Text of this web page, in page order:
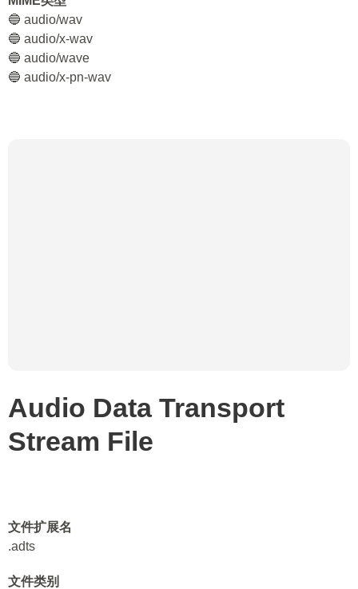
🔵 audio/wav
🔵 audio/x-wav
🔵 audio/wave
🔵 audio/x-pn-wav
Audio Data Transport
Stream File
文件扩展名
.adts
文件类别